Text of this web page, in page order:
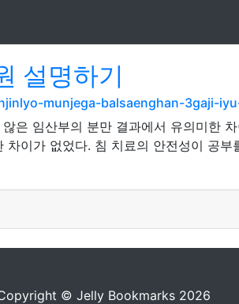
설명하기
munjega-balsaenghan-3gaji-
은 임산부의 분만 결과에서 유의미한
이가 없었다. 침 치료의 안전성이 공
© Jelly Bookmarks 2026